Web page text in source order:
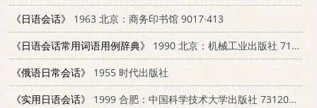
《日语会话》
1963 北京：商务印书馆 9017·413
《日语会话常用词语用例辞典》
1990 北京：机械工业出版社 7111019768
《俄语日常会话》
1955 时代出版社
《实用日语会话》
1999 合肥：中国科学技术大学出版社 7312009743